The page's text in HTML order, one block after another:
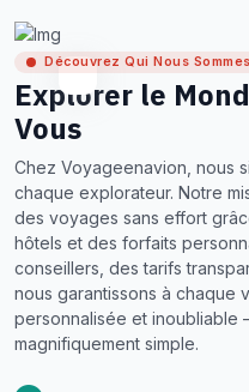
Découvrez Qui Nous Sommes
Explorer le
Vous
Chez Voyageenavion, nous
chaque explorateur. Notre
des voyages sans effort
hôtels et des forfaits
conseillers, des tarifs
nous garantissons à chaque
personnalisée et
magnifiquement simple.